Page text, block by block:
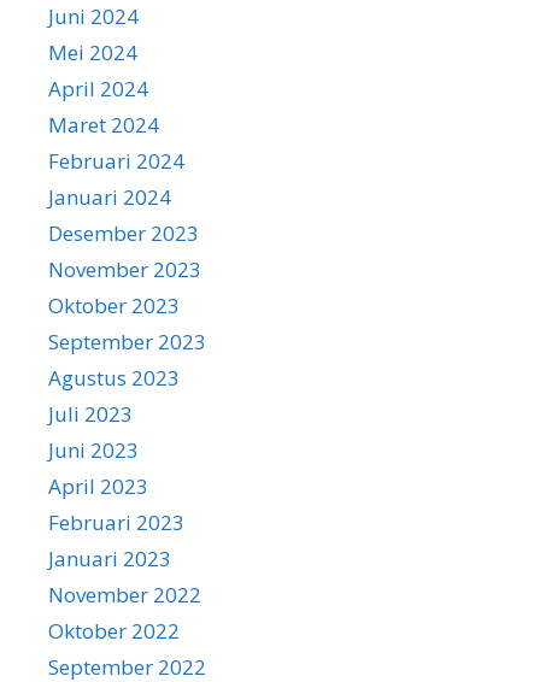
Juni 2024
Mei 2024
April 2024
Maret 2024
Februari 2024
Januari 2024
Desember 2023
November 2023
Oktober 2023
September 2023
Agustus 2023
Juli 2023
Juni 2023
April 2023
Februari 2023
Januari 2023
November 2022
Oktober 2022
September 2022